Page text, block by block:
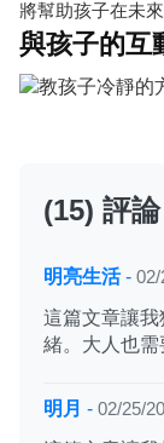
將幫助孩子在未
與孩子的互
(15) 評論
明亮生活- 02/
這篇文章讓
緒。大人也需
明月 - 02/25/